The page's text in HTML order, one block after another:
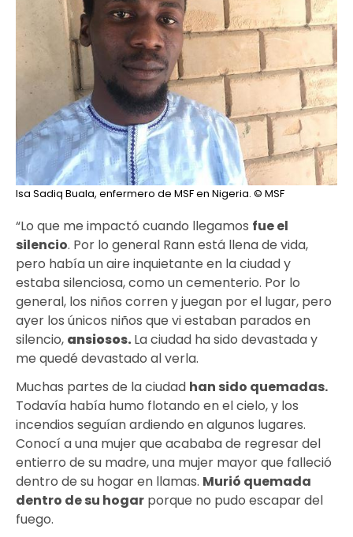
Isa Sadiq Buala, enfermero de MSF en Nigeria. © MSF
“Lo que me impactó cuando llegamos fue el
silencio. Por lo general Rann está llena de vida,
pero había un aire inquietante en la ciudad y
estaba silenciosa, como un cementerio. Por lo
general, los niños corren y juegan por el lugar, pero
ayer los únicos niños que vi estaban parados en
silencio, ansiosos. La ciudad ha sido devastada y
me quedé devastado al verla.
Muchas partes de la ciudad han sido quemadas.
Todavía había humo flotando en el cielo, y los
incendios seguían ardiendo en algunos lugares.
Conocí a una mujer que acababa de regresar del
entierro de su madre, una mujer mayor que falleció
dentro de su hogar en llamas. Murió quemada
dentro de su hogar porque no pudo escapar del
fuego.